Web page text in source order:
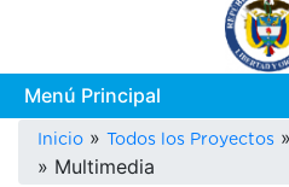
Sobrescribir
enlaces
Inicio Todos los Proyectos
Multimedia